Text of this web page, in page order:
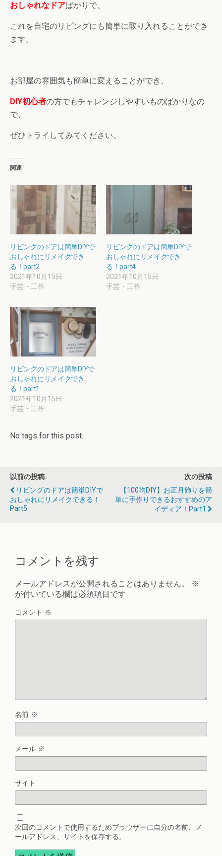
おしゃれなドアばかりで、
これを自宅のリビングにも簡単に取り入れることができ
ます。
お部屋の雰囲気も簡単に変えることができ、
DIY初心者の方でもチャレンジしやすいものばかりなの
で、
ぜひトライしてみてください。
関連
リビングのドアは簡単DIYで
おしゃれにリメイクでき
る！part2
2021年10月15日
手芸・工作
リビングのドアは簡単DIYで
おしゃれにリメイクでき
る！part4
2021年10月15日
手芸・工作
リビングのドアは簡単DIYで
おしゃれにリメイクでき
る！part1
2021年10月15日
手芸・工作
No tags for this post.
以前の投稿
リビングのドアは簡単DIYで
おしゃれにリメイクできる！
Part5
次の投稿
【100均DIY】お正月飾りを簡
単に手作りできるおすすめのア
イディア！part1
コメントを残す
メールアドレスが公開されることはありません。
※
が付いている欄は必須項目です
コメント ※
名前 ※
メール ※
サイト
次回のコメントで使用するためブラウザーに自分の名前、メ
ールアドレス、サイトを保存する。